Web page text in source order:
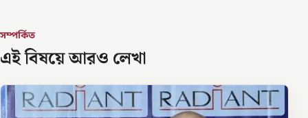
সম্পর্কিত
এই বিষয়ে আরও লেখা